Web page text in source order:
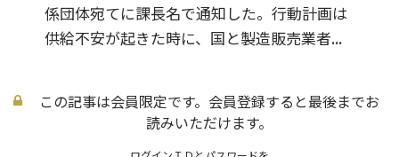
係団体宛てに課長名で通知した。行動計画は
供給不安が起きた時に、国と製造販売業者...
この記事は会員限定です。会員登録すると最後までお
読みいただけます。